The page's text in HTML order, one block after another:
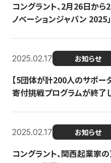
コングラント、2月26日か
ノベーションジャパン 2025
2025.02.17 お知らせ
【5団体が計200人のサポー
寄付挑戦プログラムが終了
2025.02.17 お知らせ
コングラント、関西起業